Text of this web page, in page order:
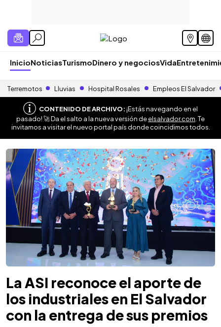
InicioNoticiasTurismoDinero y negociosVida
Terremotos Lluvias Hospital Rosales Empleos El Salvador
CONTENIDO DE ARCHIVO:¡Estás navegando en el
pasado! 🚀 Da el salto a la nueva versión deelsalvador.com . Te
invitamos a visitar el nuevo portal país donde coincidimos todos.
La ASI reconoce el aporte de
los industriales en El Salvador
con la entrega de sus premios